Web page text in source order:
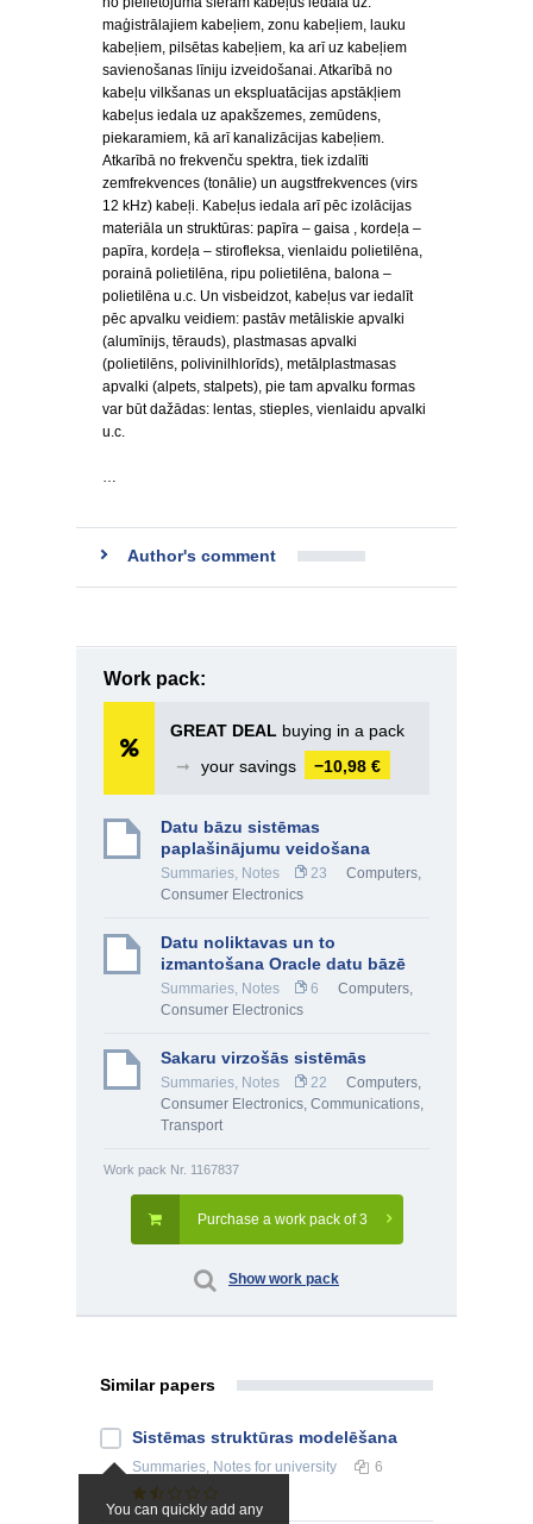
maģistrālajiem kabeļiem, zonu kabeļiem, lauku
kabeļiem, pilsētas kabeļiem, ka arī uz kabeļiem
savienošanas līniju izveidošanai. Atkarībā no
kabeļu vilkšanas un ekspluatācijas apstākļiem
kabeļus iedala uz apakšzemes, zemūdens,
piekaramiem, kā arī kanalizācijas kabeļiem.
Atkarībā no frekvenču spektra, tiek izdalīti
zemfrekvences (tonālie) un augstfrekvences (virs
12 kHz) kabeļi. Kabeļus iedala arī pēc izolācijas
materiāla un struktūras: papīra – gaisa , kordeļa –
papīra, kordeļa – stirofleksa, vienlaidu polietilēna,
porainā polietilēna, ripu polietilēna, balona –
polietilēna u.c. Un visbeidzot, kabeļus var iedalīt
pēc apvalku veidiem: pastāv metāliskie apvalki
(alumīnijs, tērauds), plastmasas apvalki
(polietilēns, polivinilhlorīds), metālplastmasas
apvalki (alpets, stalpets), pie tam apvalku formas
var būt dažādas: lentas, stieples, vienlaidu apvalki
u.c.
…
Author's comment
Work pack:
GREAT DEAL buying in a pack
➞
your savings −10,98 €
Datu bāzu sistēmas
paplašinājumu veidošana
Summaries, Notes 23
Computers,
Consumer Electronics
Datu noliktavas un to
izmantošana Oracle datu bāzē
Summaries, Notes 6
Computers,
Consumer Electronics
Sakaru virzošās sistēmās
Summaries, Notes 22
Computers,
Consumer Electronics, Communications,
Transport
Work pack Nr. 1167837
Purchase a work pack of 3
Show work pack
Similar papers
You can quickly add any
Sistēmas struktūras modelēšana
Summaries, Notes for university 6